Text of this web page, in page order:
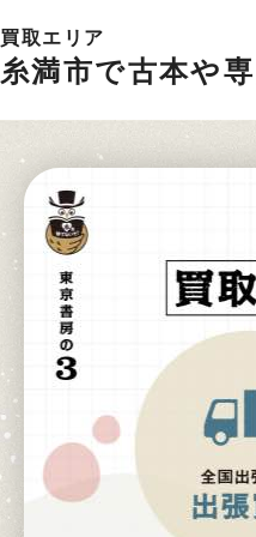
買取エリア
糸満市で古本や